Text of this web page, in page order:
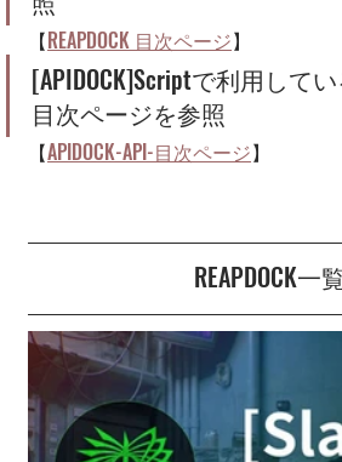
【REAPDOCK 目次ページ】
[APIDOCK]Scriptで利用して
目次ページを参照
【APIDOCK-API-目次ページ】
REAPDOCK一